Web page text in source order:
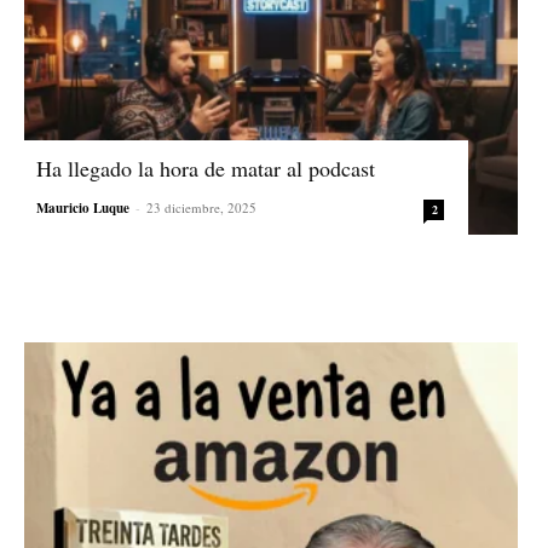
Ha llegado la hora de matar al podcast
Mauricio Luque - 23 diciembre, 2025 2